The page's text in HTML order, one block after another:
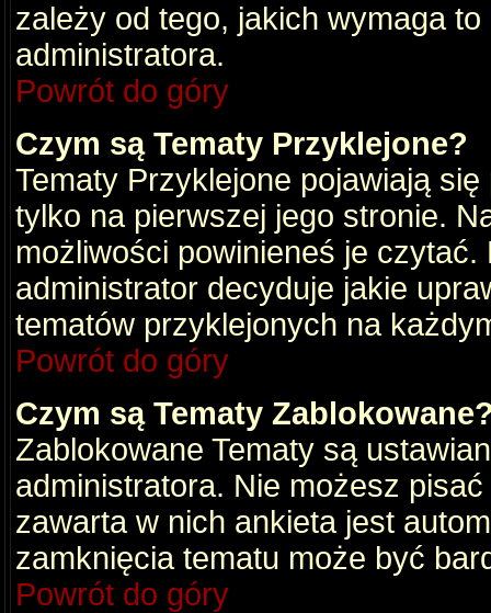
zależy od tego, jakich wymaga
administratora.
Powrót do góry
Czym są Tematy Przyklejone?
Tematy Przyklejone pojawiają
tylko na pierwszej jego stronie.
możliwości powinieneś je czytać.
administrator decyduje jakie
tematów przyklejonych na
Powrót do góry
Czym są Tematy
Zablokowane Tematy są
administratora. Nie możesz
zawarta w nich ankieta jest
zamknięcia tematu może być
Powrót do góry